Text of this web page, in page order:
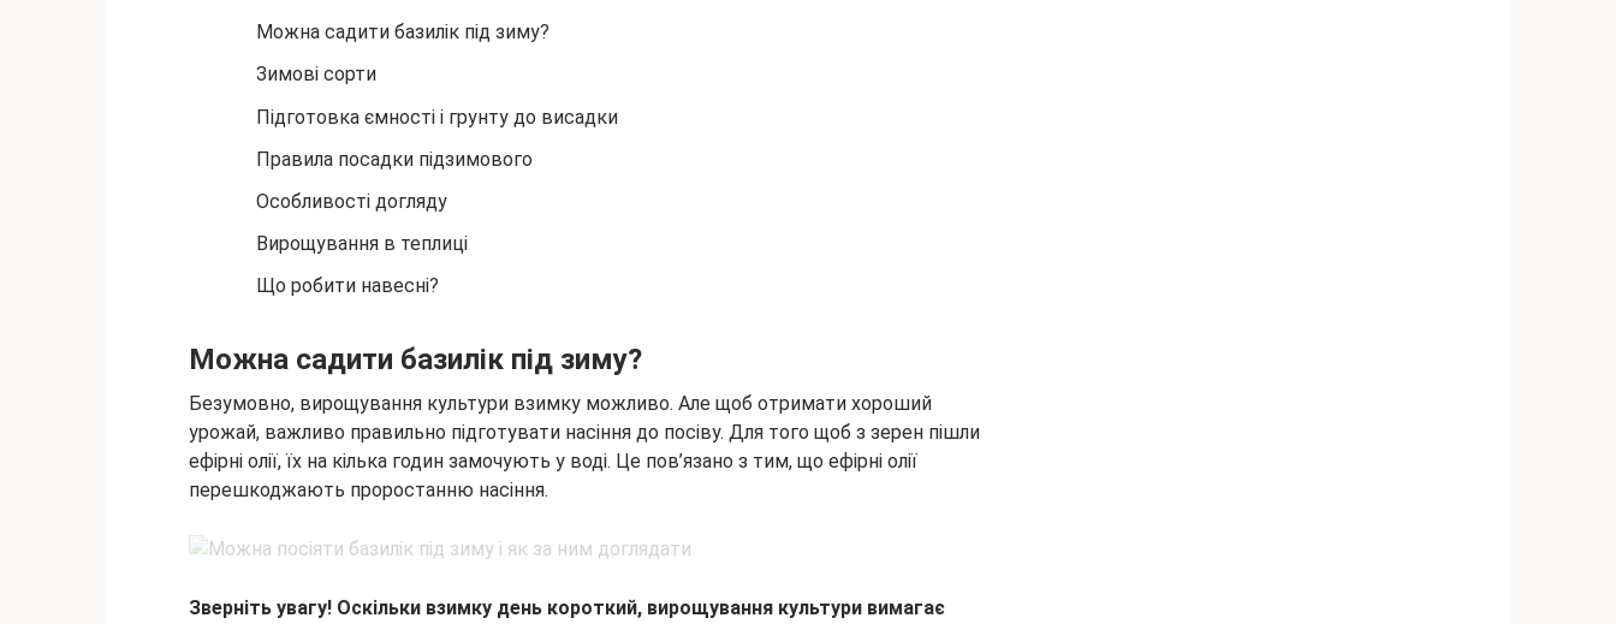
Можна садити базилік під зиму?
Зимові сорти
Підготовка ємності і грунту до висадки
Правила посадки підзимового
Особливості догляду
Вирощування в теплиці
Що робити навесні?
Можна садити базилік під зиму?
Безумовно, вирощування культури взимку можливо. Але щоб отримати хороший
урожай, важливо правильно підготувати насіння до посіву. Для того щоб з зерен пішли
ефірні олії, їх на кілька годин замочують у воді. Це пов’язано з тим, що ефірні олії
перешкоджають проростанню насіння.
Зверніть увагу! Оскільки взимку день короткий, вирощування культури вимагає